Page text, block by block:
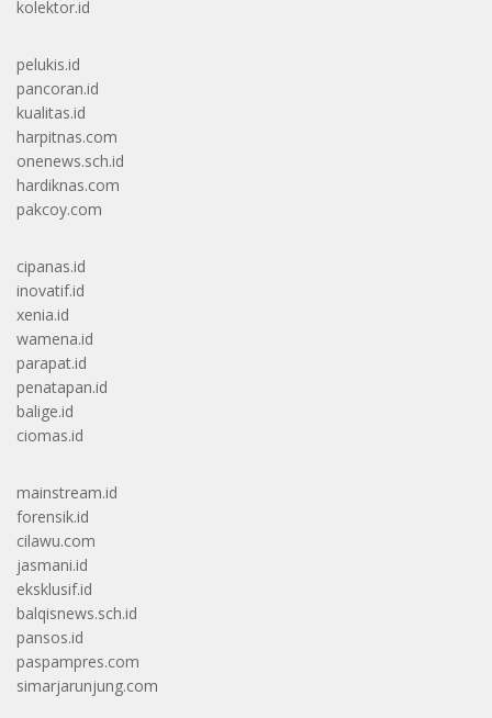
kolektor.id
pelukis.id
pancoran.id
kualitas.id
harpitnas.com
onenews.sch.id
hardiknas.com
pakcoy.com
cipanas.id
inovatif.id
xenia.id
wamena.id
parapat.id
penatapan.id
balige.id
ciomas.id
mainstream.id
forensik.id
cilawu.com
jasmani.id
eksklusif.id
balqisnews.sch.id
pansos.id
paspampres.com
simarjarunjung.com